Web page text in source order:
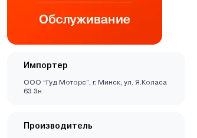
Импортер
ООО “Гуд Моторс”, г. Минск, ул. Я.Коласа
63 3н
Производитель